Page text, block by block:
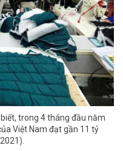
trong 4 tháng đầu năm
Việt Nam đạt gần 11 tỷ